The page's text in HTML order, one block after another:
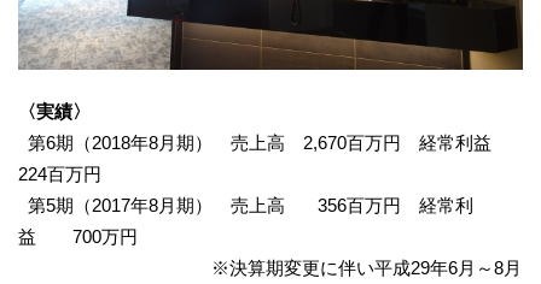
〈実績〉
第6期（2018年8月期） 売上高 2,670百万円 経常利益
224百万円
第5期（2017年8月期） 売上高 356百万円 経常利
益 700万円
※決算期変更に伴い平成29年6月～8月